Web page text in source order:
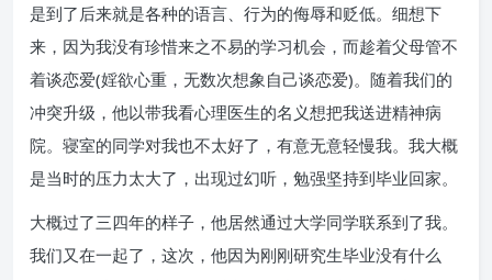
是到了后来就是各种的语言、行为的侮辱和贬低。细想下
来，因为我没有珍惜来之不易的学习机会，而趁着父母管不
着谈恋爱(婬欲心重，无数次想象自己谈恋爱)。随着我们的
冲突升级，他以带我看心理医生的名义想把我送进精神病
院。寝室的同学对我也不太好了，有意无意轻慢我。我大概
是当时的压力太大了，出现过幻听，勉强坚持到毕业回家。
大概过了三四年的样子，他居然通过大学同学联系到了我。
我们又在一起了，这次，他因为刚刚研究生毕业没有什么